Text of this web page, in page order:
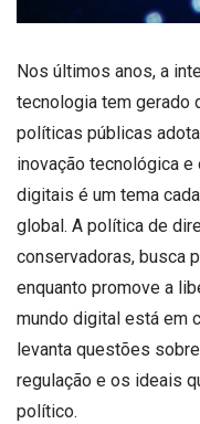
Nos últimos anos, a
tecnologia tem gerado
políticas públicas
inovação tecnológica
digitais é um tema
global. A política de
conservadoras, busca
enquanto promove a
mundo digital está em
levanta questões
regulação e os ideais
político.